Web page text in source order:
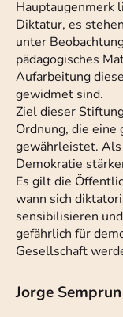
Hauptaugenmerk
Diktatur, es
unter
pädagogisches
Aufarbeitung
gewidmet sind.
Ziel dieser
Ordnung, die
gewährleistet.
Demokratie
Es gilt die
wann sich
sensibilisieren
gefährlich für
Gesellschaft
Jorge Semprun